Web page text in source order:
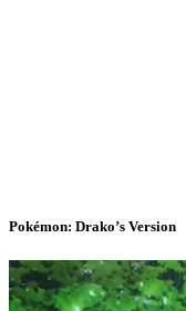
Pokémon: Drako’s Version